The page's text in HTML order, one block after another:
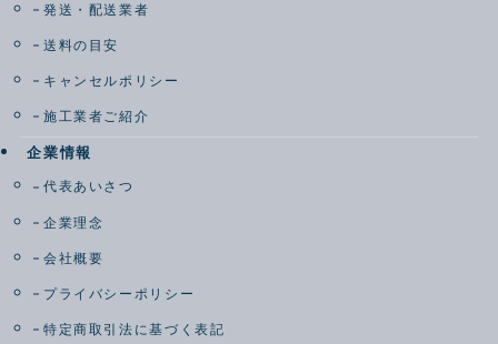
発送・配送業者
送料の目安
キャンセルポリシー
施工業者ご紹介
企業情報
代表あいさつ
企業理念
会社概要
プライバシーポリシー
特定商取引法に基づく表記